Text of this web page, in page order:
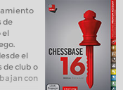
de
el
el
de club o
con